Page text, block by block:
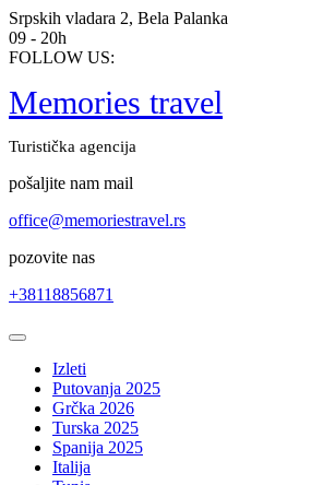
Skip
to
content
Srpskih vladara 2, Bela Palanka
09 - 20h
FOLLOW US:
Memories travel
Turistička agencija
pošaljite nam mail
office@memoriestravel.rs
pozovite nas
+38118856871
Open
ButtonIzleti
Putovanja 2025
Grčka 2026
Turska 2025
Spanija 2025
Italija